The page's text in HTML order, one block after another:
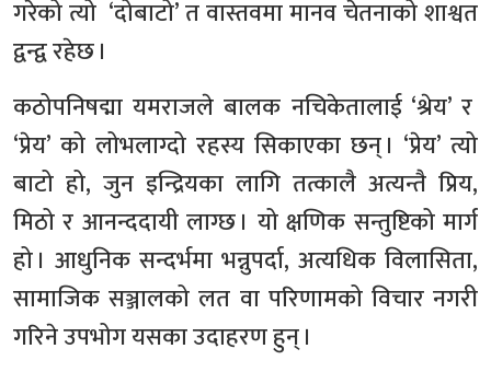
गरेको त्यो ‘दोबाटो’ त वास्तवमा मानव चेतनाको शाश्वत
द्वन्द्व रहेछ ।
कठोपनिषद्मा यमराजले बालक नचिकेतालाई ‘श्रेय’ र
‘प्रेय’ को लोभलाग्दो रहस्य सिकाएका छन् । ‘प्रेय’ त्यो
बाटो हो, जुन इन्द्रियका लागि तत्कालै अत्यन्तै प्रिय,
मिठो र आनन्ददायी लाग्छ । यो क्षणिक सन्तुष्टिको मार्ग
हो । आधुनिक सन्दर्भमा भन्नुपर्दा, अत्यधिक विलासिता,
सामाजिक सञ्जालको लत वा परिणामको विचार नगरी
गरिने उपभोग यसका उदाहरण हुन् ।